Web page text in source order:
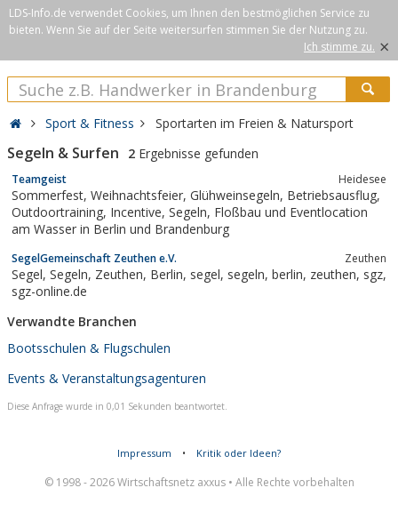
LDS-Info.de verwendet Cookies, um Ihnen den bestmöglichen Service zu
bieten. Wenn Sie auf der Seite weitersurfen stimmen Sie der Nutzung zu.
Ich stimme zu. ×
Sport & Fitness Sportarten im Freien & Natursport
Segeln & Surfen 2 Ergebnisse gefunden
Teamgeist Heidesee
Sommerfest, Weihnachtsfeier, Glühweinsegeln, Betriebsausflug,
Outdoortraining, Incentive, Segeln, Floßbau und Eventlocation
am Wasser in Berlin und Brandenburg
SegelGemeinschaft Zeuthen e.V. Zeuthen
Segel, Segeln, Zeuthen, Berlin, segel, segeln, berlin, zeuthen, sgz,
sgz-online.de
Verwandte Branchen
Bootsschulen & Flugschulen
Events & Veranstaltungsagenturen
Diese Anfrage wurde in 0,01 Sekunden beantwortet.
Impressum • Kritik oder Ideen?
© 1998 - 2026 Wirtschaftsnetz axxus • Alle Rechte vorbehalten